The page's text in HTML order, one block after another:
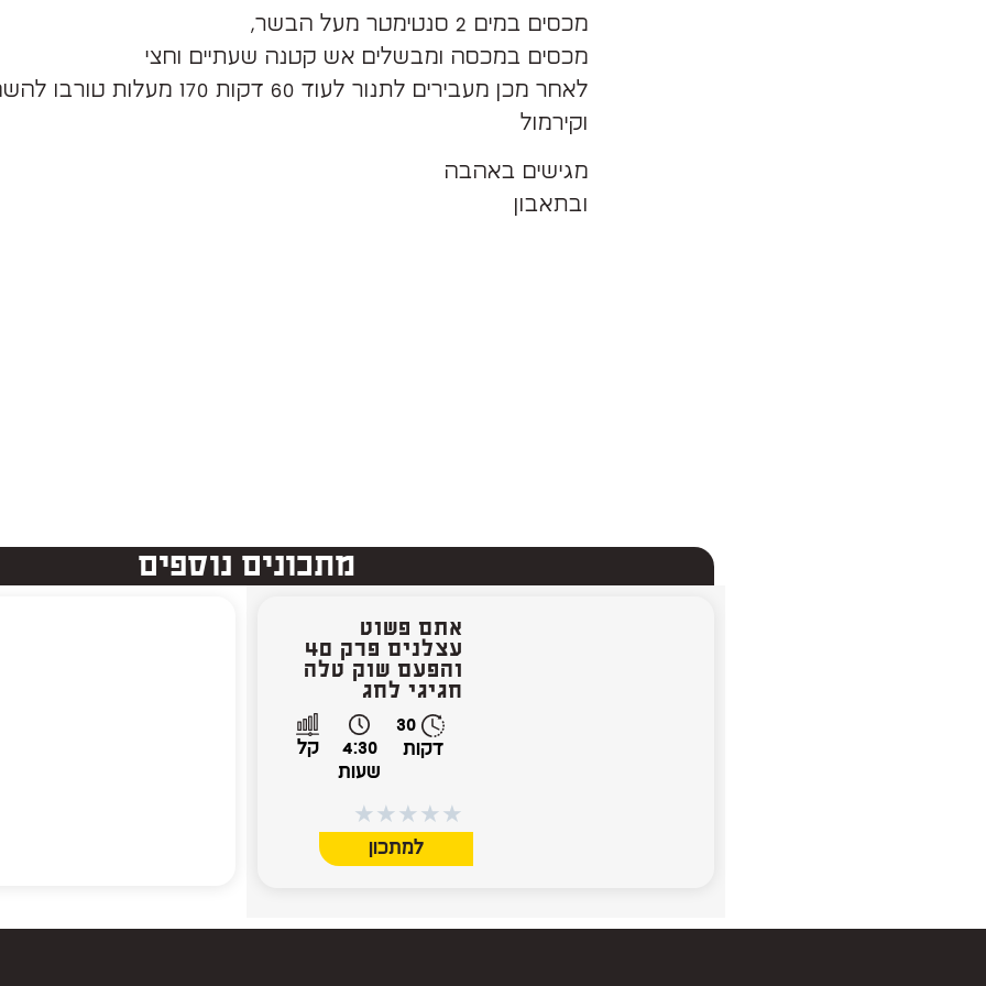
מכסים במים 2 סנטימטר מעל הבשר,
מכסים במכסה ומבשלים אש קטנה שעתיים וחצי
לאחר מכן מעבירים לתנור לעוד 60 דקות 170 מעלות
וקירמול
מגישים באהבה
ובתאבון
מתכונים נוספים
אתם פשוט
עצלנים פרק 40
והפעם שוק טלה
חגיגי לחג
30
דקות
4:30
שעות
קל
★
★
★
★
★
למתכון